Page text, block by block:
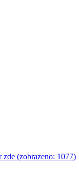
zde (zobrazeno: 1077)